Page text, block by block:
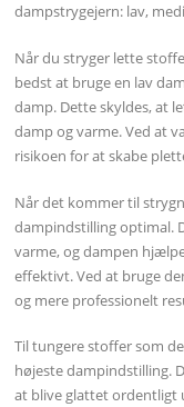
dampstrygejern: lav,
Når du stryger lette
bedst at bruge en lav
damp. Dette skyldes, at
damp og varme. Ved at
risikoen for at skabe
Når det kommer til
dampindstilling optimal.
varme, og dampen
effektivt. Ved at bruge
og mere professionelt
Til tungere stoffer som
højeste dampindstilling.
at blive glattet ordentligt